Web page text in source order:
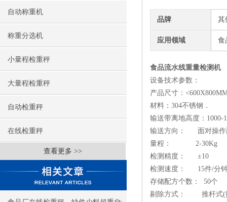
自动称重机
称重分选机
小量程检重秤
大量程检重秤
自动检重秤
在线检重秤
查看更多 >>
品牌 其
应用领域 食
食品流水线重量检测机
设备技术参数：
产品尺寸：
材料：304不锈钢．
输送带离地高度：1000-
输送方向： 面对操作
量程： 2-30Kg
检测精度： ±10
检测速度： 15件/分
存储配方个数： 50个
剔除方式： 推杆式(